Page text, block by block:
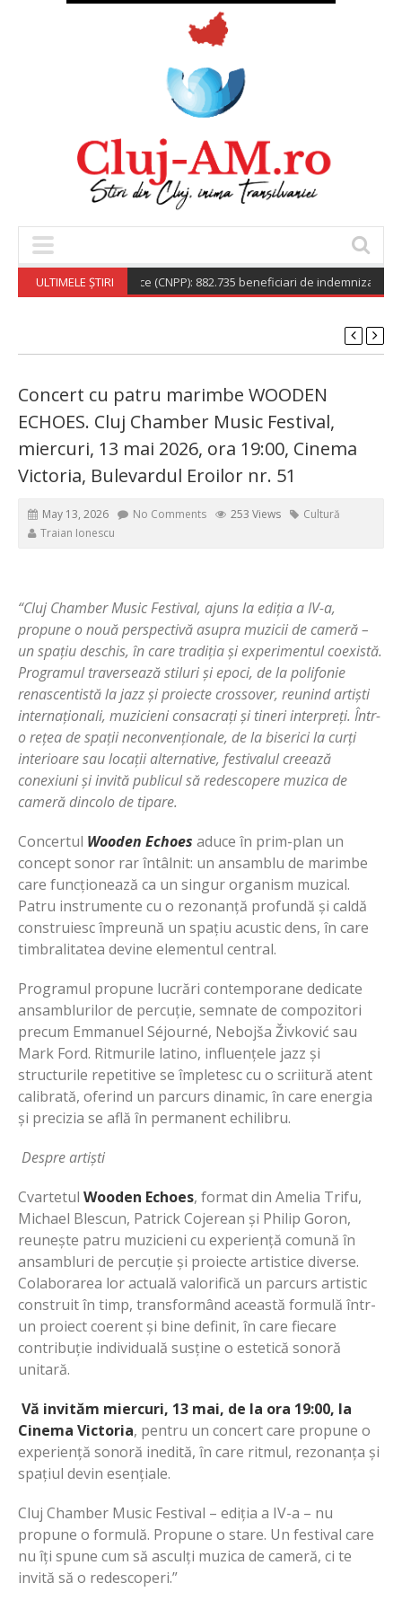
ULTIMELE ȘTIRI
de Pensii Publice (CNPP): 882.735 beneficiari de indemnizație
Concert cu patru marimbe WOODEN
ECHOES. Cluj Chamber Music Festival,
miercuri, 13 mai 2026, ora 19:00, Cinema
Victoria, Bulevardul Eroilor nr. 51
May 13, 2026 No Comments 253 Views
Cultură
Traian Ionescu
“Cluj Chamber Music Festival, ajuns la ediția a IV-a,
propune o nouă perspectivă asupra muzicii de cameră –
un spațiu deschis, în care tradiția și experimentul coexistă.
Programul traversează stiluri și epoci, de la polifonie
renascentistă la jazz și proiecte crossover, reunind artiști
internaționali, muzicieni consacrați și tineri interpreți. Într-
o rețea de spații neconvenționale, de la biserici la curți
interioare sau locații alternative, festivalul creează
conexiuni și invită publicul să redescopere muzica de
cameră dincolo de tipare.
Concertul Wooden Echoes aduce în prim-plan un
concept sonor rar întâlnit: un ansamblu de marimbe
care funcționează ca un singur organism muzical.
Patru instrumente cu o rezonanță profundă și caldă
construiesc împreună un spațiu acustic dens, în care
timbralitatea devine elementul central.
Programul propune lucrări contemporane dedicate
ansamblurilor de percuție, semnate de compozitori
precum Emmanuel Séjourné, Nebojša Živković sau
Mark Ford. Ritmurile latino, influențele jazz și
structurile repetitive se împletesc cu o scriitură atent
calibrată, oferind un parcurs dinamic, în care energia
și precizia se află în permanent echilibru.
Despre artiști
Cvartetul Wooden Echoes, format din Amelia Trifu,
Michael Blescun, Patrick Cojerean și Philip Goron,
reunește patru muzicieni cu experiență comună în
ansambluri de percuție și proiecte artistice diverse.
Colaborarea lor actuală valorifică un parcurs artistic
construit în timp, transformând această formulă într-
un proiect coerent și bine definit, în care fiecare
contribuție individuală susține o estetică sonoră
unitară.
Vă invităm miercuri, 13 mai, de la ora 19:00, la
Cinema Victoria, pentru un concert care propune o
experiență sonoră inedită, în care ritmul, rezonanța și
spațiul devin esențiale.
Cluj Chamber Music Festival – ediția a IV-a – nu
propune o formulă. Propune o stare. Un festival care
nu îți spune cum să asculți muzica de cameră, ci te
invită să o redescoperi.”